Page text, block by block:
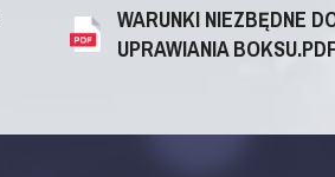
WARUNKI NIEZBĘDNE
UPRAWIANIA